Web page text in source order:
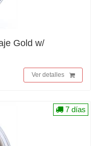
Gold w/
Ver detalles
7 días